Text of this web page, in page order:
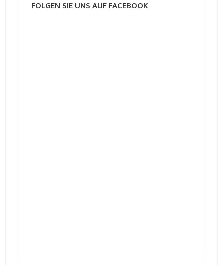
FOLGEN SIE UNS AUF FACEBOOK